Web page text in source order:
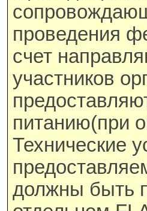
проведения
счет
участников
питанию(при
Технические
должны быть